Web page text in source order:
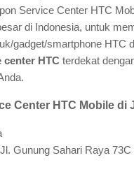
Service Center HTC
di Indonesia, untuk
gadget/smartphone HTC
center HTC terdekat
Center HTC Mobile di
Gunung Sahari Raya